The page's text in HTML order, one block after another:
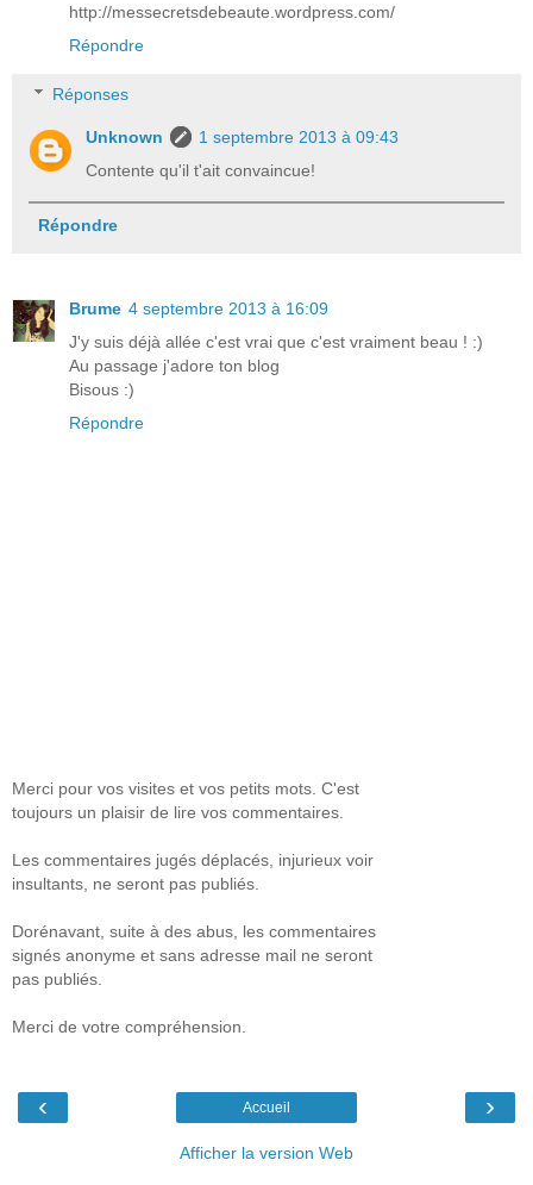
http://messecretsdebeaute.wordpress.com/
Répondre
Réponses
Unknown
1 septembre 2013 à 09:43
Contente qu'il t'ait convaincue!
Répondre
Brume 4 septembre 2013 à 16:09
J'y suis déjà allée c'est vrai que c'est vraiment beau ! :)
Au passage j'adore ton blog
Bisous :)
Répondre
Merci pour vos visites et vos petits mots. C'est
toujours un plaisir de lire vos commentaires.
Les commentaires jugés déplacés, injurieux voir
insultants, ne seront pas publiés.
Dorénavant, suite à des abus, les commentaires
signés anonyme et sans adresse mail ne seront
pas publiés.
Merci de votre compréhension.
‹ ›
Accueil
Afficher la version Web